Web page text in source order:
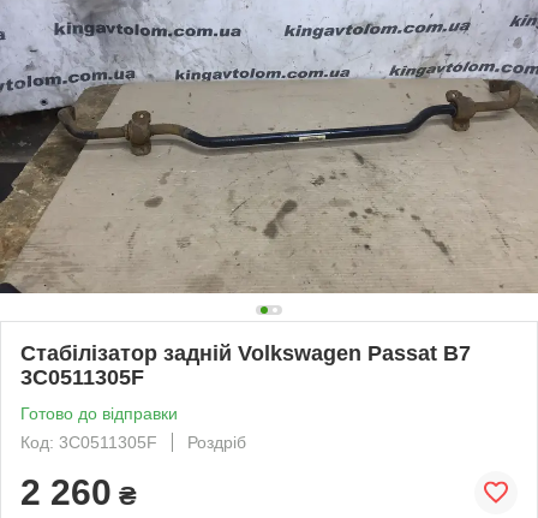
Стабілізатор задній Volkswagen Passat B7
3C0511305F
Готово до відправки
Код: 3C0511305F
Роздріб
2 260 ₴